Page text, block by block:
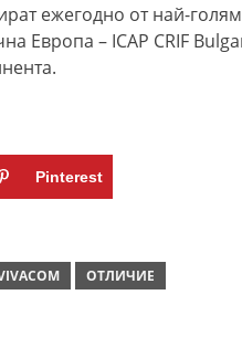
ежегодно от най-
Европа – ICAP CRIF
Pinterest
ОТЛИЧИЕ